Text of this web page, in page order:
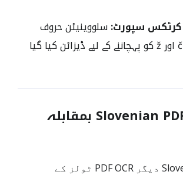
سپورٹ: سلووینیئن حروف
جیسے č، š اور ž کو پہچاننے کے لیے ڈیزائن کیا گیا
Slovenian PDF OCR بمقابلہ
Slovenian PDF OCR دیگر PDF OCR ٹولز کے